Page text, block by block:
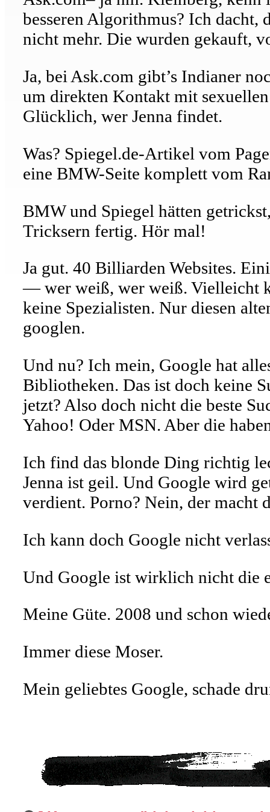
besseren Algorithmus? Ich dacht,
nicht mehr. Die wurden gekauft,
Ja, bei Ask.com gibt’s Indianer
um direkten Kontakt mit
Glücklich, wer Jenna findet.
Was? Spiegel.de-Artikel vom
eine BMW-Seite komplett vom
BMW und Spiegel hätten
Tricksern fertig. Hör mal!
Ja gut. 40 Billiarden Websites.
— wer weiß, wer weiß. Vielleicht
keine Spezialisten. Nur diesen
googlen.
Und nu? Ich mein, Google hat
Bibliotheken. Das ist doch keine
jetzt? Also doch nicht die beste
Yahoo! Oder MSN. Aber die
Ich find das blonde Ding richtig
Jenna ist geil. Und Google wird
verdient. Porno? Nein, der macht
Ich kann doch Google nicht
Und Google ist wirklich nicht die
Meine Güte. 2008 und schon
Immer diese Moser.
Mein geliebtes Google, schade